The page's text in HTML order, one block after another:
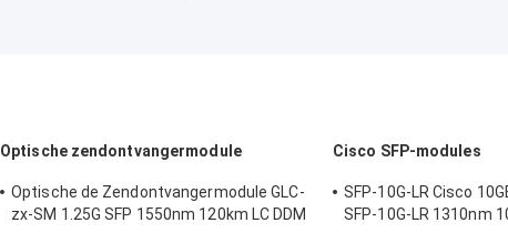
Optische zendontvangermodule
Optische de Zendontvangermodule GLC-
zx-SM 1.25G SFP 1550nm 120km LC DDM
Cisco SFP-modules
SFP-10G-LR Cisco
SFP-10G-LR 1310nm